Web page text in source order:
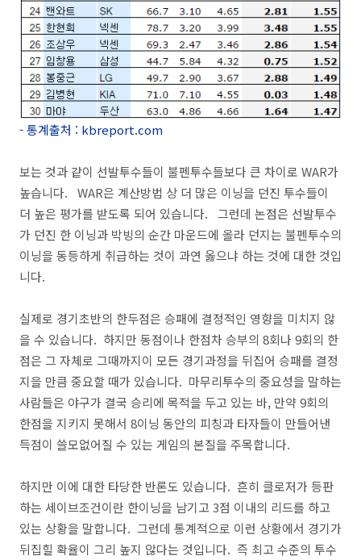
- 통계출처 : kbreport.com
보는 것과 같이 선발투수들이 불펜투수들보다 큰 차이로 WAR가
높습니다. WAR은 계산방법 상 더 많은 이닝을 던진 투수들이
더 높은 평가를 받도록 되어 있습니다. 그런데 논점은 선발투수
가 던진 한 이닝과 박빙의 순간 마운드에 올라 던지는 불펜투수의
이닝을 동등하게 취급하는 것이 과연 옳으냐 하는 것에 대한 것입
니다.
실제로 경기초반의 한두점은 승패에 결정적인 영향을 미치지 않
을 수 있습니다. 하지만 동점이나 한점차 승부의 8회나 9회의 한
점은 그 자체로 그때까지이 모든 경기과정을 뒤집어 승패를 결정
지을 만큼 중요할 때가 있습니다. 마무리투수의 중요성을 말하는
사람들은 야구가 결국 승리에 목적을 두고 있는 바, 만약 9회의
한점을 지키지 못해서 8이닝 동안의 피칭과 타자들이 만들어낸
득점이 쓸모없어질 수 있는 게임의 본질을 주목합니다.
하지만 이에 대한 타당한 반론도 있습니다. 흔히 클로저가 등판
하는 세이브조건이란 한이닝을 남기고 3점 이내의 리드를 하고
있는 상황을 말합니다. 그런데 통계적으로 이런 상황에서 경기가
뒤집힐 확율이 그리 높지 않다는 것입니다. 즉 최고 수준의 투수